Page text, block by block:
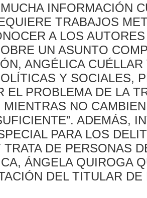
INFORMACIÓN
TRABAJOS
A LOS
UN ASUNTO
ANGÉLICA
Y SOCIALES,
EL PROBLEMA DE LA
NO
ADEMÁS,
PARA LOS
TRATA DE PERSONAS
ÁNGELA QUIROGA
DEL TITULAR